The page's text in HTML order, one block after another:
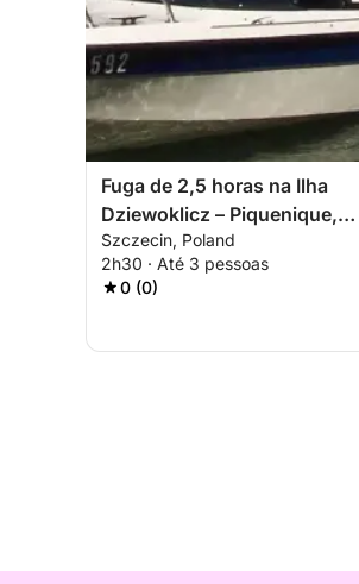
Fuga de 2,5 horas na Ilha
Dziewoklicz – Piquenique,
Natureza e Puro Relaxamento
Szczecin, Poland
2h30 · Até 3 pessoas
0 (0)